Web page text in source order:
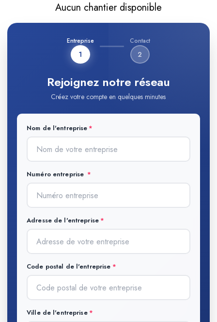
Aucun chantier disponible
Entreprise
1
Contact
2
Rejoignez notre réseau
Créez votre compte en quelques minutes
Nom de l'entreprise
Numéro entreprise
Adresse de l'entreprise
Code postal de l'entreprise
Ville de l'entreprise